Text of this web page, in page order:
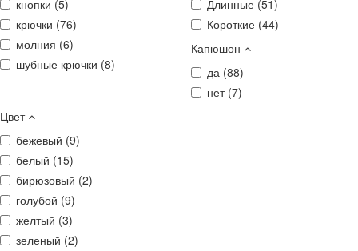
кнопки (5)
крючки (76)
молния (6)
шубные крючки (8)
Длинные (51)
Короткие (44)
Капюшон
да (88)
нет (7)
Цвет
бежевый (9)
белый (15)
бирюзовый (2)
голубой (9)
желтый (3)
зеленый (2)